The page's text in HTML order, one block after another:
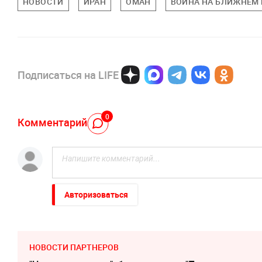
Подписаться на LIFE
Комментарий 0
Авторизоваться
НОВОСТИ ПАРТНЕРОВ